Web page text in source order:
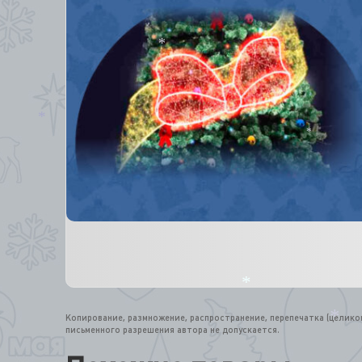
Копирование, размножение, распространение, перепечатка
письменного разрешения автора не допускается.
*
*